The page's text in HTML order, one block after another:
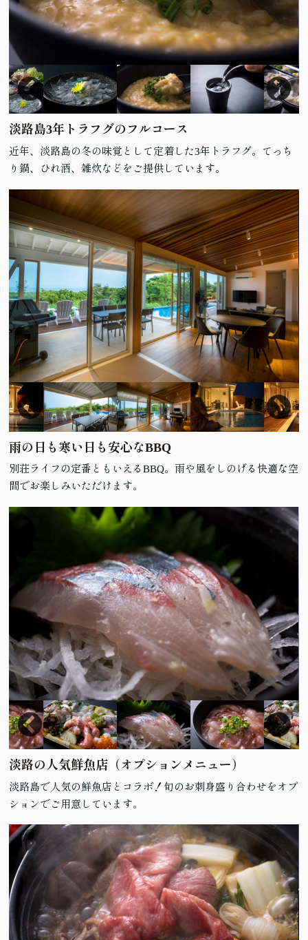
淡路島3年トラフグのフルコース
近年、淡路島の冬の味覚として定着した3年トラフグ。てっち
り鍋、ひれ酒、雑炊などをご提供しています。
雨の日も寒い日も安心なBBQ
別荘ライフの定番ともいえるBBQ。雨や風をしのげる快適な空
間でお楽しみいただけます。
淡路の人気鮮魚店（オプションメニュー）
淡路島で人気の鮮魚店とコラボ！旬のお刺身盛り合わせをオプ
ションでご用意しています。